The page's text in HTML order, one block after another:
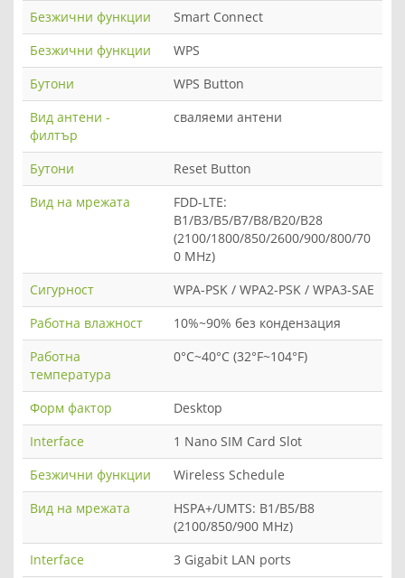
Безжични функции
Smart Connect
Безжични функции
WPS
Бутони
WPS Button
Вид антени -
филтър
сваляеми антени
Бутони
Reset Button
Вид на мрежата
FDD-LTE:
B1/B3/B5/B7/B8/B20/B28
(2100/1800/850/2600/900/800/70
0 MHz)
Сигурност
WPA-PSK / WPA2-PSK / WPA3-SAE
Работна влажност
10%~90% без кондензация
Работна
температура
0°C~40°C (32°F~104°F)
Форм фактор
Desktop
Interface
1 Nano SIM Card Slot
Безжични функции
Wireless Schedule
Вид на мрежата
HSPA+/UMTS: B1/B5/B8
(2100/850/900 MHz)
Interface
3 Gigabit LAN ports